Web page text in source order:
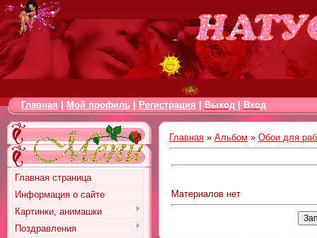
Главная Мой профиль Регистрация Выход Вход
Главная страница
Информация о сайте
Картинки, анимашки
Поздравления
Главная » Альбом » Обои для
Материалов нет